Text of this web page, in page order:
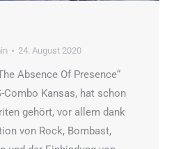
24. August 2020
Absence Of Presence“
Combo Kansas, hat schon
gehört, vor allem dank
von Rock, Bombast,